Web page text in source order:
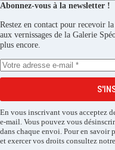
Abonnez-vous à la newsletter !
Restez en contact pour recevoir
aux vernissages de la Galerie
plus encore.
En vous inscrivant vous acceptez
e-mail. Vous pouvez vous
dans chaque envoi. Pour en savoir
et exercer vos droits consultez notre